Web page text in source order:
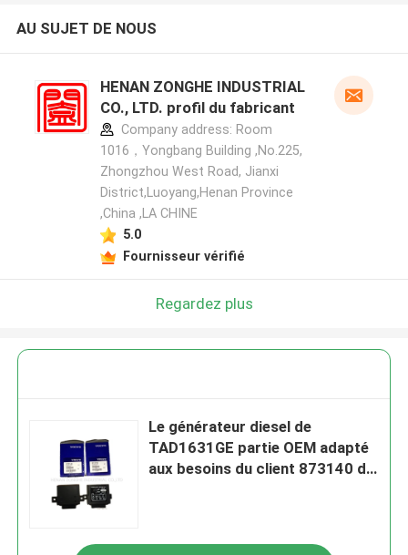
AU SUJET DE NOUS
HENAN ZONGHE INDUSTRIAL
CO., LTD. profil du fabricant
Company address: Room
1016，Yongbang Building ,No.225,
Zhongzhou West Road, Jianxi
District,Luoyang,Henan Province
,China ,LA CHINE
5.0
Fournisseur vérifié
Regardez plus
Le générateur diesel de
TAD1631GE partie OEM adapté
aux besoins du client 873140 de